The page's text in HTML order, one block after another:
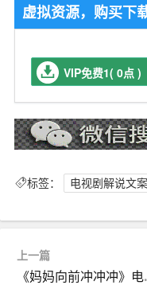
虚拟资源，购买下
VIP免费1( 0点 )
标签： 电视剧解说文案
上一篇
《妈